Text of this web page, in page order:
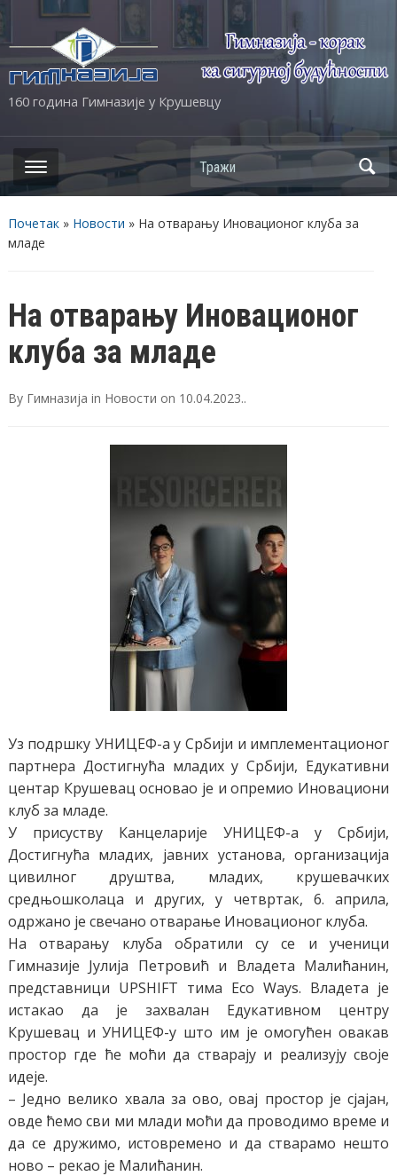
160 година Гимназије у Крушевцу
Почетак» Новости » На отварању Иновационог клуба за
младе
На отварању Иновационог
клуба за младе
By Гимназија in Новости on 10.04.2023..
Уз подршку УНИЦЕФ-а у Србији и имплементационог
партнера Достигнућа младих у Србији, Едукативни
центар Крушевац основао је и опремио Иновациони
клуб за младе.
У присуству Канцеларије УНИЦЕФ-а у Србији,
Достигнућа младих, јавних установа, организација
цивилног друштва, младих, крушевачких
средњошколаца и других, у четвртак, 6. априла,
одржано је свечано отварање Иновационог клуба.
На отварању клуба обратили су се и ученици
Гимназије Јулија Петровић и Владета Малићанин,
представници UPSHIFT тима Eco Ways. Владета је
истакао да је захвалан Едукативном центру
Крушевац и УНИЦЕФ-у што им је омогућен овакав
простор где ће моћи да стварају и реализују своје
идеје.
– Једно велико хвала за ово, овај простор је сјајан,
овде ћемо сви ми млади моћи да проводимо време и
да се дружимо, истовремено и да стварамо нешто
ново – рекао је Малићанин.